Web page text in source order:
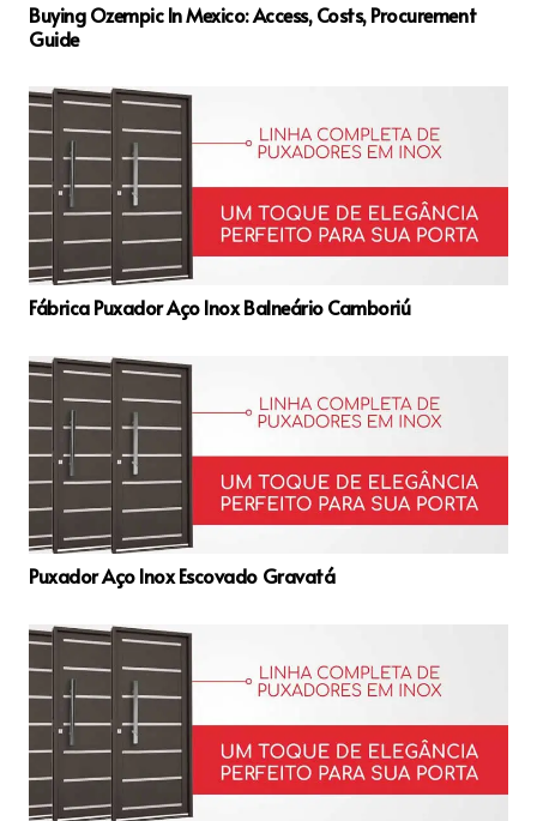
Buying Ozempic In Mexico: Access, Costs, Procurement
Guide
Fábrica Puxador Aço Inox Balneário Camboriú
Puxador Aço Inox Escovado Gravatá